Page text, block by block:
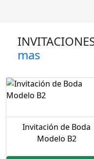
mas
Invitación de Boda
Modelo B2